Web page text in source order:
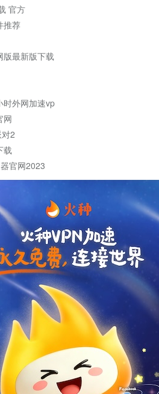
官方
推荐
版最新版下载
时外网加速vp
网
2
载
官网2023
速
服务器
版登录入口
hidecat i7加速器
kuai500
加速器 vp加速器
中信加速器
加速器
哔咔加速器 喵云 回锅肉加速器
器 小蓝鸟加速器
布谷vp加速器
快连 怎么上外网
易飞加速器
加速器 松果云 梯子加速器